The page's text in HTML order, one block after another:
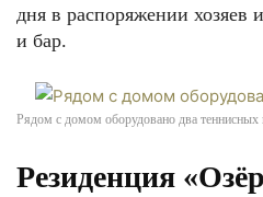
дня в распоряжении хозяев
и бар.
Рядом с домом оборудовано два теннисных
Резиденция